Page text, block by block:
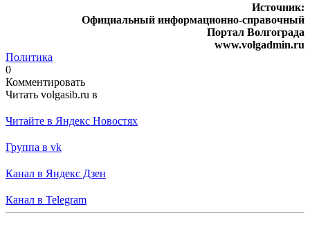
Источник:
Официальный информационно-справочный
Портал Волгограда
www.volgadmin.ru
Политика
0
Комментировать
Читать volgasib.ru в
Читайте в Яндекс Новостях
Группа в vk
Канал в Яндекс Дзен
Канал в Telegram